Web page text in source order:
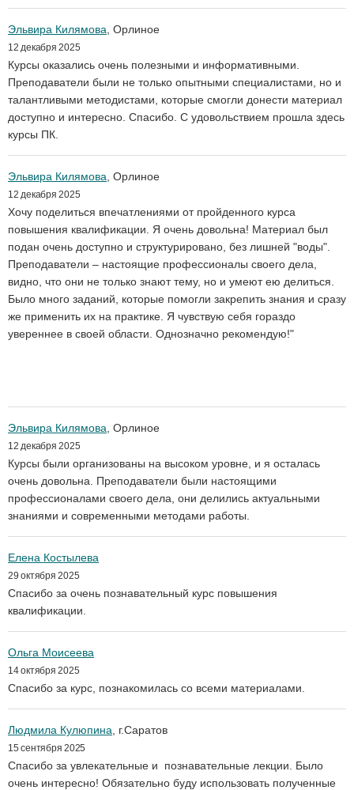
Эльвира Килямова , Орлиное
12 декабря 2025
Курсы оказались очень полезными и информативными.
Преподаватели были не только опытными специалистами, но и
талантливыми методистами, которые смогли донести материал
доступно и интересно. Спасибо. С удовольствием прошла здесь
курсы ПК.
Эльвира Килямова , Орлиное
12 декабря 2025
Хочу поделиться впечатлениями от пройденного курса
повышения квалификации. Я очень довольна! Материал был
подан очень доступно и структурировано, без лишней "воды".
Преподаватели – настоящие профессионалы своего дела,
видно, что они не только знают тему, но и умеют ею делиться.
Было много заданий, которые помогли закрепить знания и сразу
же применить их на практике. Я чувствую себя гораздо
увереннее в своей области. Однозначно рекомендую!"
Эльвира Килямова , Орлиное
12 декабря 2025
Курсы были организованы на высоком уровне, и я осталась
очень довольна. Преподаватели были настоящими
профессионалами своего дела, они делились актуальными
знаниями и современными методами работы.
Елена Костылева
29 октября 2025
Спасибо за очень познавательный курс повышения
квалификации.
Ольга Моисеева
14 октября 2025
Спасибо за курс, познакомилась со всеми материалами.
Людмила Кулюпина , г.Саратов
15 сентября 2025
Спасибо за увлекательные и познавательные лекции. Было
очень интересно! Обязательно буду использовать полученные